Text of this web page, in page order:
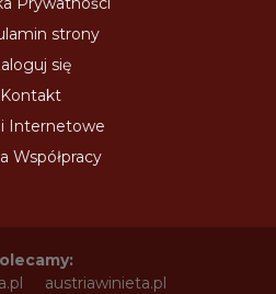
strony
się
Kontakt
Internetowe
Współpracy
austriawinieta.pl